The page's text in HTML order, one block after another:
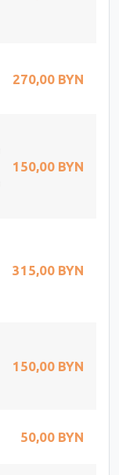
270,00 BYN
150,00 BYN
315,00 BYN
150,00 BYN
50,00 BYN